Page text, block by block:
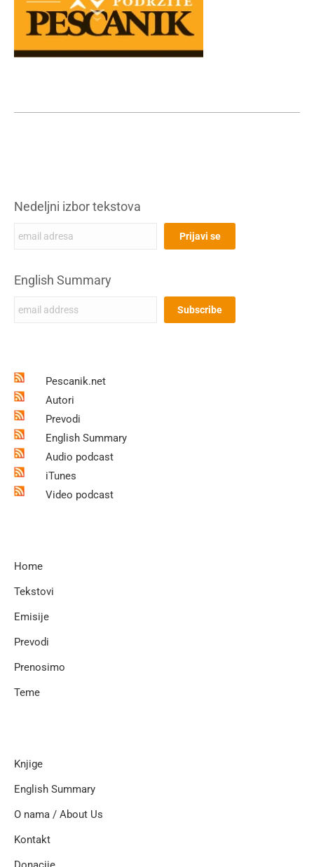
Nedeljni izbor tekstova
English Summary
Pescanik.net
Autori
Prevodi
English Summary
Audio podcast
iTunes
Video podcast
Home
Tekstovi
Emisije
Prevodi
Prenosimo
Teme
Knjige
English Summary
O nama / About Us
Kontakt